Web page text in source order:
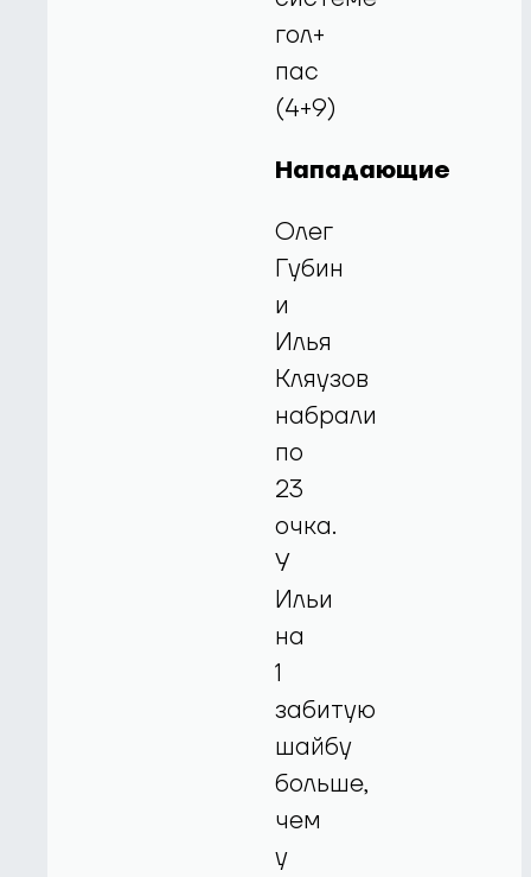
гол+
пас
(4+9)
Нападающие
Олег
Губин
и
Илья
Кляузов
набрали
по
23
очка.
У
Ильи
на
1
забитую
шайбу
больше,
чем
у